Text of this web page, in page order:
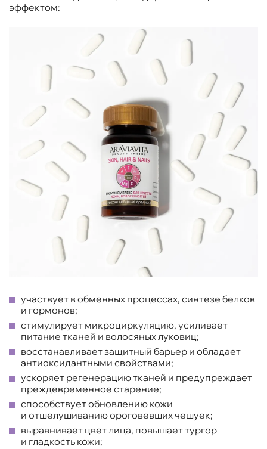
эффектом:
участвует в обменных процессах, синтезе белков
и гормонов;
стимулирует микроциркуляцию, усиливает
питание тканей и волосяных луковиц;
восстанавливает защитный барьер и обладает
антиоксидантными свойствами;
ускоряет регенерацию тканей и предупреждает
преждевременное старение;
способствует обновлению кожи
и отшелушиванию ороговевших чешуек;
выравнивает цвет лица, повышает тургор
и гладкость кожи;